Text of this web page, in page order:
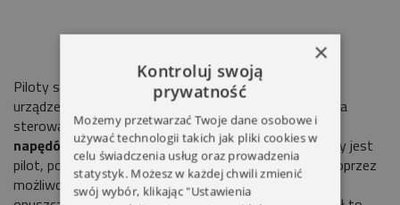
Piloty serii
to proste w formie, funkcjonalne
urządzenia o różnych parametrach.
pozwala na
sterowanie jednym napędem lub grupądo 20
napędów.Programator czasowy, w który wyposażony jest
pilot, pozwala na komfortowe sterowanie napędem poprzez
możliwość zaprogramowania godziny podnoszenia i
×
Kontroluj swoją
prywatność
Możemy przetwarzać Twoje dane osobowe i
używać technologii takich jak pliki cookies w
celu świadczenia usług oraz prowadzenia
statystyk. Możesz w każdej chwili zmienić
swój wybór, klikając "Ustawienia